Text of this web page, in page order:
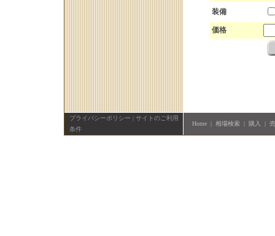
装備
価格
プライバシーポリシー | サイトのご利用
条件
Home| 相場検索| 購入 |